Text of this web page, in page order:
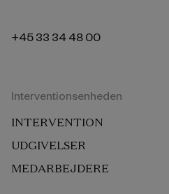
+45 33 34 48 00
Interventionsenheden
INTERVENTION
UDGIVELSER
MEDARBEJDERE